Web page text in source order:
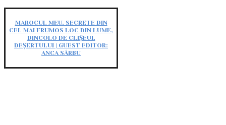
MAROCUL MEU. SECRETE DIN
CEL MAI FRUMOS LOC DIN LUME,
DINCOLO DE CLIȘEUL
DEȘERTULUI | GUEST EDITOR:
ANCA SÂRBU